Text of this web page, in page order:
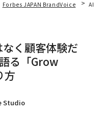
Forbes JAPAN BrandVoice AIが
く顧客体験だ
る「Grow
方
Studio